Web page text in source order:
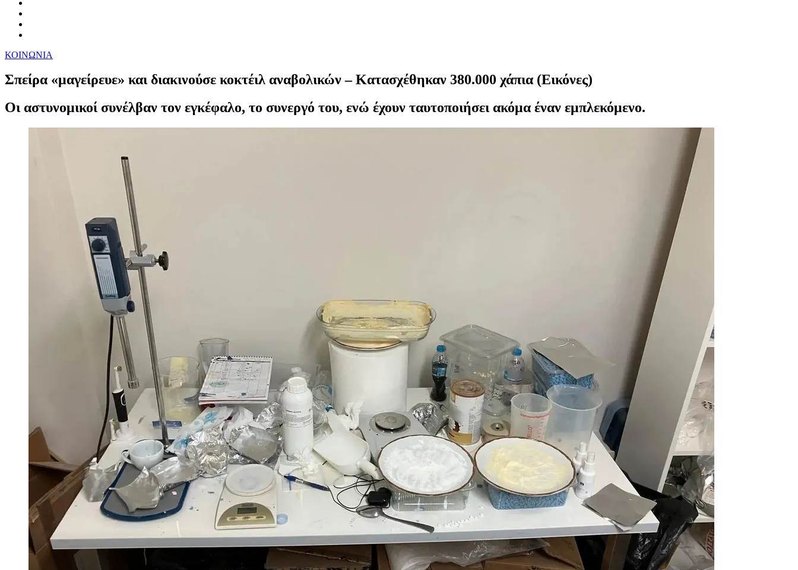
ΚΟΙΝΩΝΙΑ
Σπείρα «μαγείρευε» και διακινούσε κοκτέιλ αναβολικών – Κατασχέθηκαν 380.000 χάπια (Εικόνες)
Οι αστυνομικοί συνέλβαν τον εγκέφαλο, το συνεργό του, ενώ έχουν ταυτοποιήσει ακόμα έναν εμπλεκόμενο.